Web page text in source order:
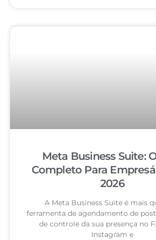
Meta Business Suite:
Completo Para
2026
A Meta Business Suite é mais
ferramenta de agendamento de
de controle da sua presença no
Instagram e